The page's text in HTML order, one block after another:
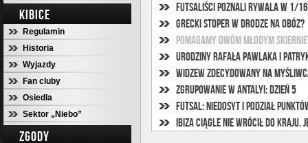
KIBICE
Regulamin
Historia
Wyjazdy
Fan cluby
Osiedla
Sektor „Niebo”
ZGODY
Futsaliści poznali rywala w 1/
Grecki stoper w drodze na obóz?
Pomagamy dwóm młodym
Urodziny Rafała Pawlaka i
Widzew zdecydowany na
Zgrupowanie w Antalyi: Dzień 5
Futsal: Niedosyt i podział
Ibiza ciągle nie wrócił do kraju.